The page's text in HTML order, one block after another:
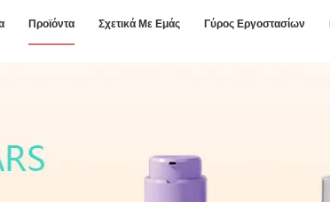
Προϊόντα Σχετικά Με Εμάς Γύρος Εργοστασίων